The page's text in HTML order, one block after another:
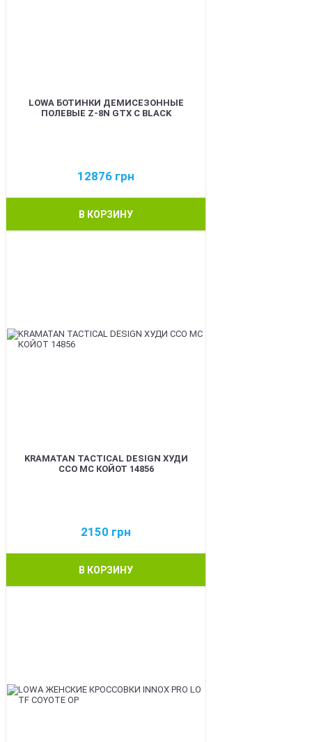
LOWA БОТИНКИ ДЕМИСЕЗОННЫЕ
ПОЛЕВЫЕ Z-8N GTX C BLACK
12876 грн
В КОРЗИНУ
KRAMATAN TACTICAL DESIGN ХУДИ
ССО МС КОЙОТ 14856
2150 грн
В КОРЗИНУ